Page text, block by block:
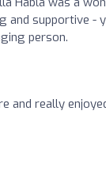
supportive -
person.
and really